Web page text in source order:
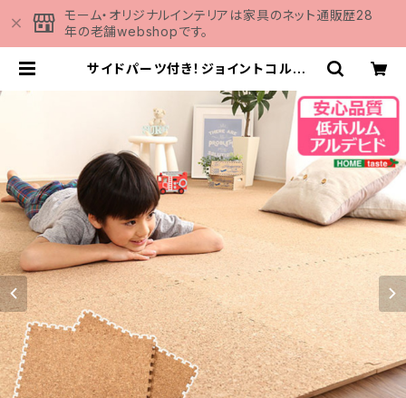
モーム・オリジナルインテリアは家具のネット通販歴28
年の老舗webshopです。
サイドパーツ付き！ジョイントコルクマ
ホルムアルデヒド、防音、保温【Etle-
エーテル-】 CMT-8 | 家具の通販
専門店 MOMU